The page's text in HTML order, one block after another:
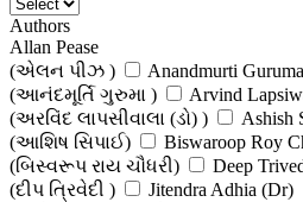
Authors
Allan Pease
(એલન પીઝ )
Anandmurti Guruma
(આનંદમૂર્તિ ગુરુમા )
Arvind
(અરવિંદ લાપસીવાલા (ડો) )
Ashish
(આશિષ સિપાઈ)
Biswaroop Roy
(બિસ્વરૂપ રાય ચૌધરી)
Deep
(દીપ ત્રિવેદી )
Jitendra Adhia (Dr)